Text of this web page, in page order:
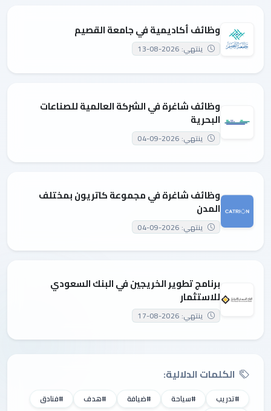
وظائف أكاديمية في جامعة القصيم
ينتهي: 2026-08-13
وظائف شاغرة في الشركة العالمية للصناعات
البحرية
ينتهي: 2026-09-04
وظائف شاغرة في مجموعة كاتريون بمختلف
المدن
ينتهي: 2026-09-04
برنامج تطوير الخريجين في البنك السعودي
للاستثمار
ينتهي: 2026-08-17
الكلمات الدلالية:
#تدريب #سياحة #ضيافة #هدف
#فنادق